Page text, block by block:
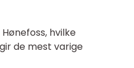
hvilke
de mest varige